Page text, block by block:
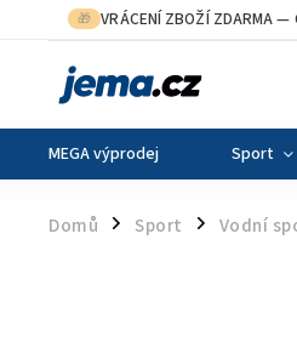
🎁 VRÁCENÍ ZBOŽÍ ZDARMA—
MEGA výprodej Sport
Domů / Sport / Vodní